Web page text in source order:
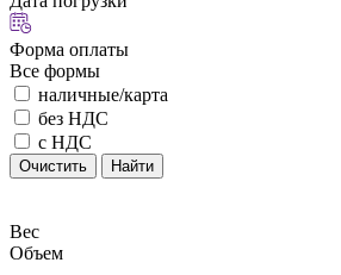
Форма оплаты
Все формы
наличные/карта
без НДС
с НДС
Очистить Найти
Вес
Объем